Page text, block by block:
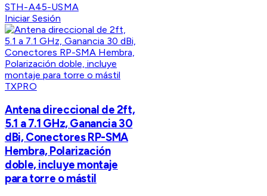
STH-A45-USMA
Iniciar Sesión
TXPRO
Antena direccional de 2ft,
5.1 a 7.1 GHz, Ganancia 30
dBi, Conectores RP-SMA
Hembra, Polarización
doble, incluye montaje
para torre o mástil